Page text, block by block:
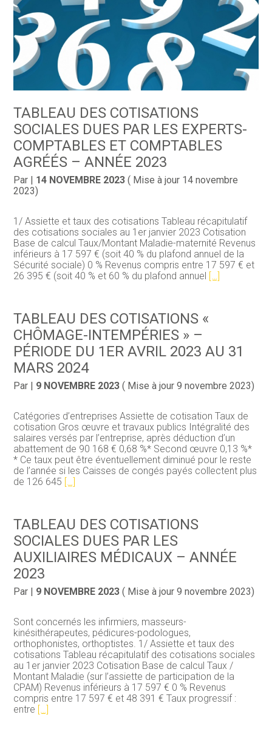
TABLEAU DES COTISATIONS
SOCIALES DUES PAR LES EXPERTS-
COMPTABLES ET COMPTABLES
AGRÉÉS – ANNÉE 2023
Par | 14 NOVEMBRE 2023 ( Mise à jour 14 novembre
2023)
1/ Assiette et taux des cotisations Tableau récapitulatif
des cotisations sociales au 1er janvier 2023 Cotisation
Base de calcul Taux/Montant Maladie-maternité Revenus
inférieurs à 17 597 € (soit 40 % du plafond annuel de la
Sécurité sociale) 0 % Revenus compris entre 17 597 € et
26 395 € (soit 40 % et 60 % du plafond annuel […]
TABLEAU DES COTISATIONS «
CHÔMAGE-INTEMPÉRIES » –
PÉRIODE DU 1ER AVRIL 2023 AU 31
MARS 2024
Par | 9 NOVEMBRE 2023 ( Mise à jour 9 novembre 2023)
Catégories d’entreprises Assiette de cotisation Taux de
cotisation Gros œuvre et travaux publics Intégralité des
salaires versés par l’entreprise, après déduction d’un
abattement de 90 168 € 0,68 %* Second œuvre 0,13 %*
* Ce taux peut être éventuellement diminué pour le reste
de l’année si les Caisses de congés payés collectent plus
de 126 645 […]
TABLEAU DES COTISATIONS
SOCIALES DUES PAR LES
AUXILIAIRES MÉDICAUX – ANNÉE
2023
Par 9 NOVEMBRE 2023 ( Mise à jour 9 novembre 2023)
Sont concernés les infirmiers, masseurs-
kinésithérapeutes, pédicures-podologues,
orthophonistes, orthoptistes. 1/ Assiette et taux des
cotisations Tableau récapitulatif des cotisations sociales
au 1er janvier 2023 Cotisation Base de calcul Taux /
Montant Maladie (sur l’assiette de participation de la
CPAM) Revenus inférieurs à 17 597 € 0 % Revenus
compris entre 17 597 € et 48 391 € Taux progressif :
entre […]